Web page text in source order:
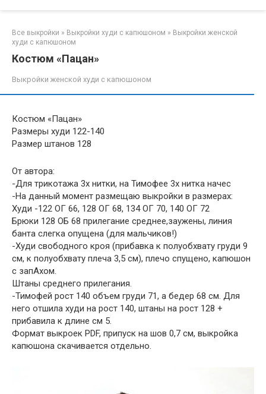
Все выкройки » Выкройки худи с капюшоном » Выкройки женской
худи с капюшоном
Костюм «Пацан»
Выкройки женской худи с капюшоном
Костюм «Пацан»
Размеры худи 122-140
Размер штанов 128
От автора:
-Для трикотажа 3х нитки, на Тимофее 3х нитка начес
-На данный момент размещаю выкройки в размерах:
Худи -122 ОГ 66, 128 ОГ 68, 134 ОГ 70, 140 ОГ 72
Брюки 128 ОБ 68 прилегание среднее,заужены, линия
банта слегка опущена (для мальчиков!)
-Худи свободного кроя (прибавка к полуобхвату груди 9
см, к полуобхвату плеча 3,5 см), плечо спущено, капюшон
с запАхом.
Штаны среднего прилегания.
-Тимофей рост 140 объем груди 71, а бедер 68 см. Для
него отшила худи на рост 140, штаны на рост 128 +
прибавила к длине см 5.
Формат выкроек PDF, припуск на шов 0,7 см, выкройка
капюшона скачивается отдельно.